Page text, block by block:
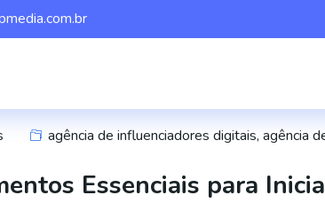
agência de influenciadores digitais, agência
Essenciais para